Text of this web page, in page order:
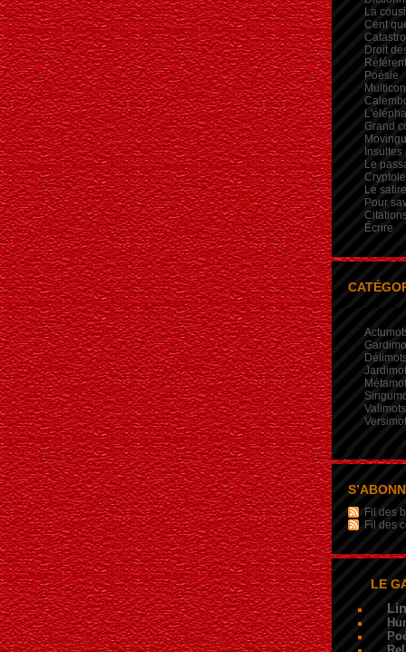
La
Cent
Droit
Poésie
Grand
Le
Le
Pour
Écrire
Valimots
Fil des
Fil des
LE